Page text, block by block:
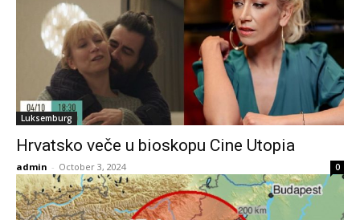
Luksemburg
Hrvatsko veče u bioskopu Cine Utopia
admin - October 3, 2024 0